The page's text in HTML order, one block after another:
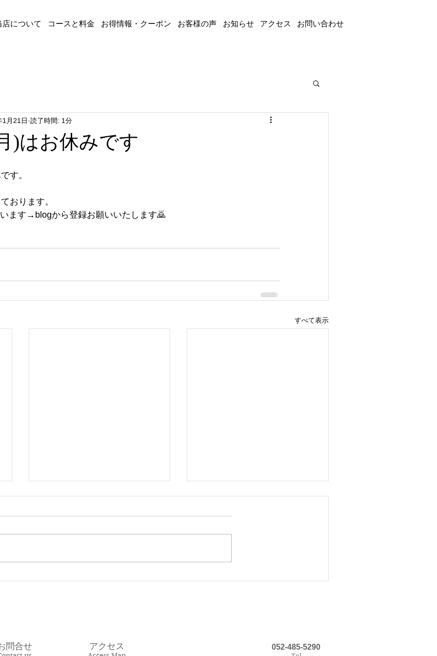
店について コースと料金 お得情報・クーポン お客様の声 お知らせ アクセス お問い合わせ
)はお休みです
1月21日 読了時間: 1分
す。
おります。
ます→blogから登録お願いいたします🙇
すべて表示
12月5日6日はお休みします
12月5日6日はお休みします
9/28～10/2お休みします
9月28日(日)～10月2日(木)までお
ください😆 当日の空き状況はブ
問合せ アクセス 052-485-5290